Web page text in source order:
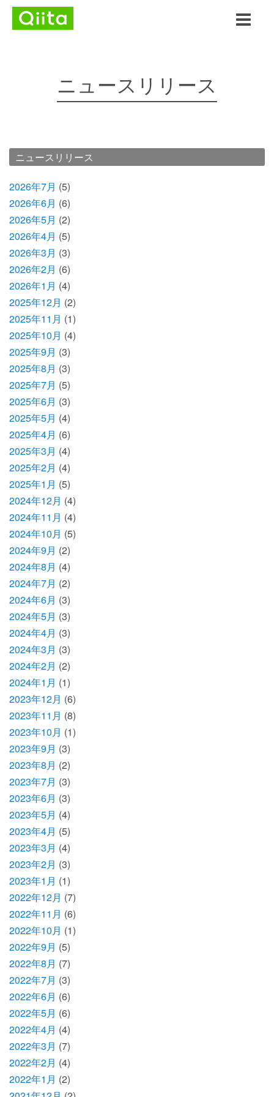
ニュースリリース
ニュースリリース
2026年7月 (5)
2026年6月 (6)
2026年5月 (2)
2026年4月 (5)
2026年3月 (3)
2026年2月 (6)
2026年1月 (4)
2025年12月 (2)
2025年11月 (1)
2025年10月 (4)
2025年9月 (3)
2025年8月 (3)
2025年7月 (5)
2025年6月 (3)
2025年5月 (4)
2025年4月 (6)
2025年3月 (4)
2025年2月 (4)
2025年1月 (5)
2024年12月 (4)
2024年11月 (4)
2024年10月 (5)
2024年9月 (2)
2024年8月 (4)
2024年7月 (2)
2024年6月 (3)
2024年5月 (3)
2024年4月 (3)
2024年3月 (3)
2024年2月 (2)
2024年1月 (1)
2023年12月 (6)
2023年11月 (8)
2023年10月 (1)
2023年9月 (3)
2023年8月 (2)
2023年7月 (3)
2023年6月 (3)
2023年5月 (4)
2023年4月 (5)
2023年3月 (4)
2023年2月 (3)
2023年1月 (1)
2022年12月 (7)
2022年11月 (6)
2022年10月 (1)
2022年9月 (5)
2022年8月 (7)
2022年7月 (3)
2022年6月 (6)
2022年5月 (6)
2022年4月 (4)
2022年3月 (7)
2022年2月 (4)
2022年1月 (2)